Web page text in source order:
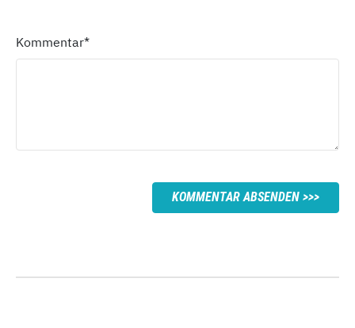
Kommentar*
KOMMENTAR ABSENDEN